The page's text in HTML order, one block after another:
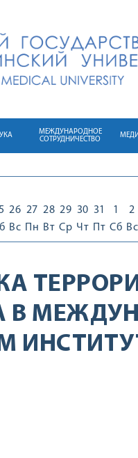
МЕЖДУНАРОДНОЕ
СОТРУДНИЧЕСТВО
26
Вс
27
Пн
28
Вт
29
Ср
30
Чт
31
Пт
1
Сб
2
Вс
В